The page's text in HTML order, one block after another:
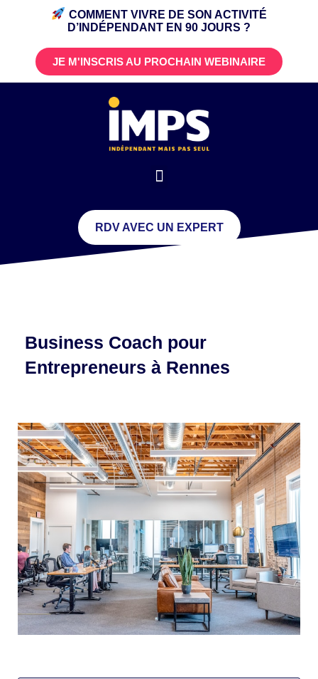
COMMENT VIVRE DE SON ACTIVITÉ
D’INDÉPENDANT EN 90 JOURS ?
JE M'INSCRIS AU PROCHAIN WEBINAIRE
RDV AVEC UN EXPERT
Business Coach pour
Entrepreneurs à Rennes